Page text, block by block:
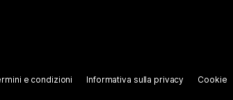
e condizioni Informativa sulla privacy Cookie